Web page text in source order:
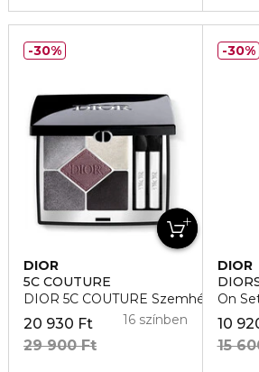
DIOR
5C COUTURE
DIOR 5C COUTURE Szemhéjpúder
20 930 Ft
29 900 Ft
16 színben
30%
DIOR
On
10
15
30%